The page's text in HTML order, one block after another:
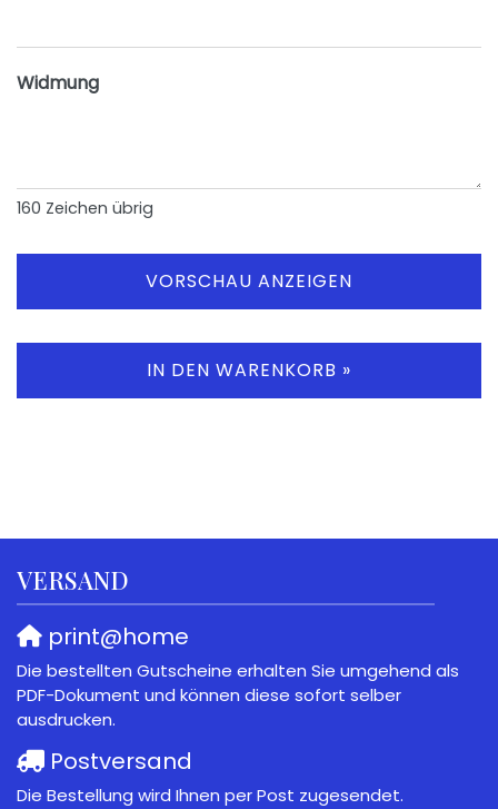
Widmung
160 Zeichen übrig
VORSCHAU ANZEIGEN
IN DEN WARENKORB »
VERSAND
print@home
Die bestellten Gutscheine erhalten Sie umgehend als
PDF-Dokument und können diese sofort selber
ausdrucken.
Postversand
Die Bestellung wird Ihnen per Post zugesendet.